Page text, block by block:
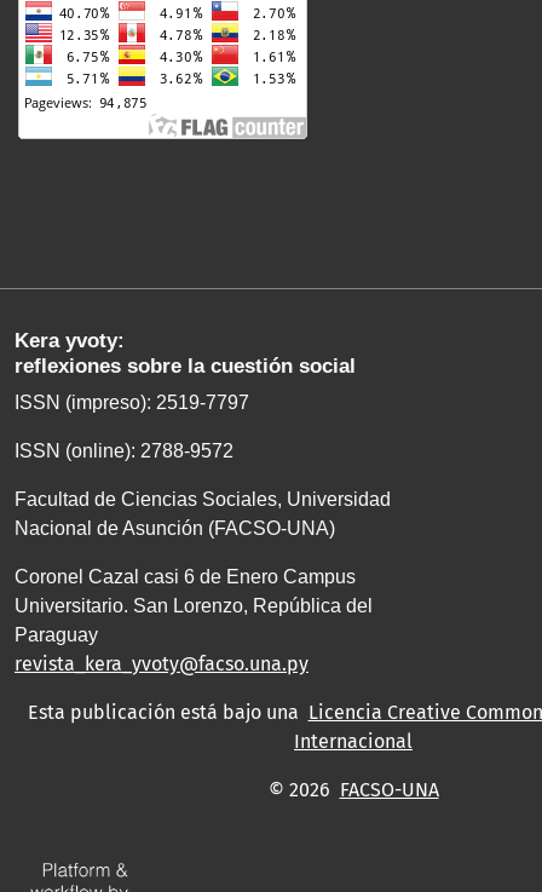
Kera yvoty:
reflexiones sobre la cuestión social
ISSN (impreso): 2519-7797
ISSN (online): 2788-9572
Facultad de Ciencias Sociales, Universidad
Nacional de Asunción (FACSO-UNA)
Coronel Cazal casi 6 de Enero Campus
Universitario. San Lorenzo, República del
Paraguay
revista_kera_yvoty@facso.una.py
Esta publicación está bajo una Licencia Creative
Internacional
© 2026 FACSO-UNA